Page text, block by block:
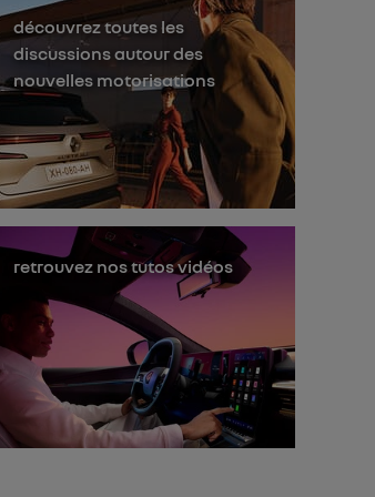
découvrez toutes les
discussions autour des
nouvelles motorisations
retrouvez nos tutos vidéos